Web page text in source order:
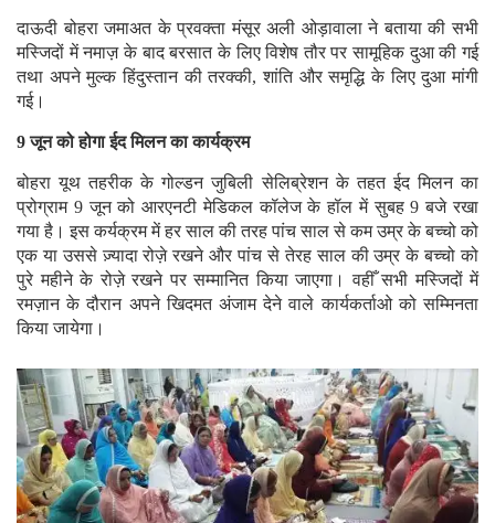
दाऊदी बोहरा जमाअत के प्रवक्ता मंसूर अली ओड़ावाला ने बताया की सभी
मस्जिदों में नमाज़ के बाद बरसात के लिए विशेष तौर पर सामूहिक दुआ की गई
तथा अपने मुल्क हिंदुस्तान की तरक्की, शांति और समृद्धि के लिए दुआ मांगी
गई।
9 जून को होगा ईद मिलन का कार्यक्रम
बोहरा यूथ तहरीक के गोल्डन जुबिली सेलिब्रेशन के तहत ईद मिलन का
प्रोग्राम 9 जून को आरएनटी मेडिकल कॉलेज के हॉल में सुबह 9 बजे रखा
गया है। इस कर्यक्रम में हर साल की तरह पांच साल से कम उम्र के बच्चो को
एक या उससे ज़्यादा रोज़े रखने और पांच से तेरह साल की उम्र के बच्चो को
पुरे महीने के रोज़े रखने पर सम्मानित किया जाएगा। वहीँ सभी मस्जिदों में
रमज़ान के दौरान अपने खिदमत अंजाम देने वाले कार्यकर्ताओ को सम्मिनता
किया जायेगा।